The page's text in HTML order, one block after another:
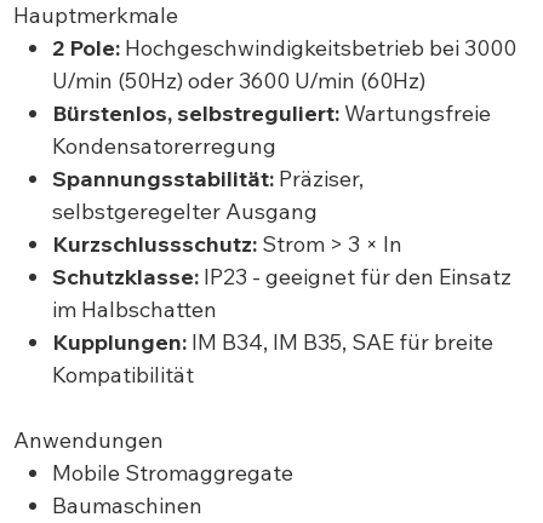
Hauptmerkmale
2 Pole: Hochgeschwindigkeitsbetrieb bei 3000
U/min (50Hz) oder 3600 U/min (60Hz)
Bürstenlos, selbstreguliert: Wartungsfreie
Kondensatorerregung
Spannungsstabilität: Präziser,
selbstgeregelter Ausgang
Kurzschlussschutz: Strom > 3 × In
Schutzklasse: IP23 - geeignet für den Einsatz
im Halbschatten
Kupplungen: IM B34, IM B35, SAE für breite
Kompatibilität
Anwendungen
Mobile Stromaggregate
Baumaschinen